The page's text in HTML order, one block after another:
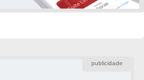
publicidade